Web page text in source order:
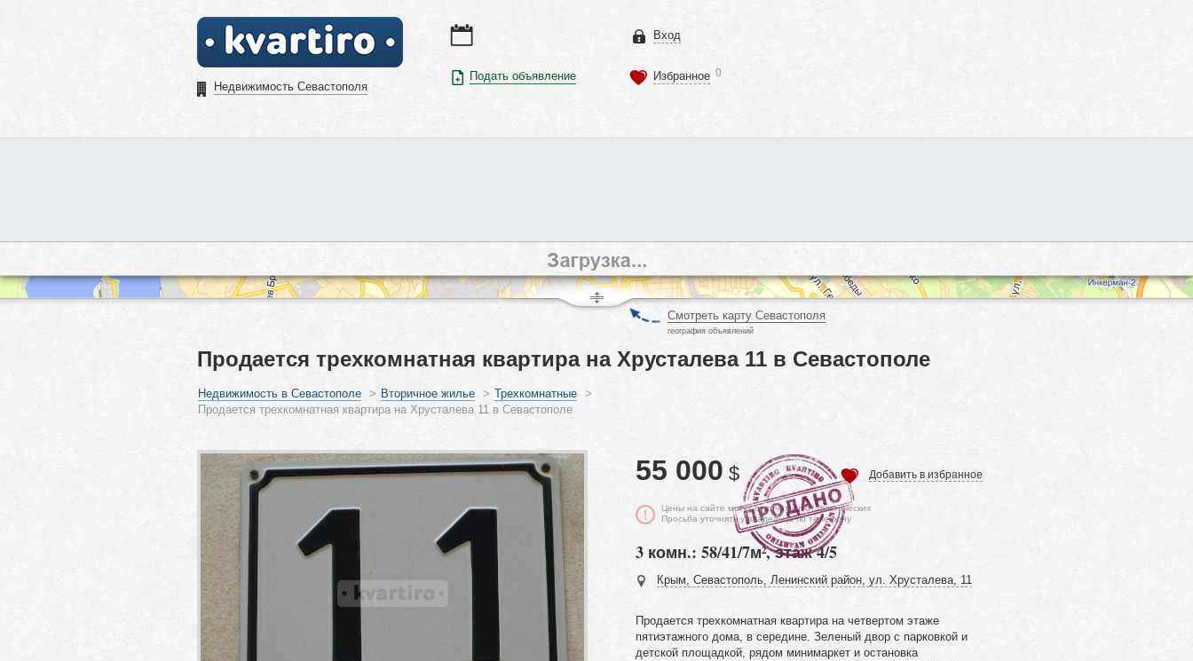
Недвижимость Севастополя
Подать объявление
Вход
Избранное 0
Смотреть карту Севастополя
география объявлений
Продается трехкомнатная квартира на Хрусталева 11 в Севастополе
Недвижимость в Севастополе > Вторичное жилье > Трехкомнатные >
Продается трехкомнатная квартира на Хрусталева 11 в Севастополе
55 000 $ Добавить в избранное
Цены на сайте могут отличаться от фактических
Просьба уточнять у владельца по телефону
3 комн.: 58/41/7м², этаж 4/5
Крым, Севастополь, Ленинский район, ул. Хрусталева, 11
Продается трехкомнатная квартира на четвертом этаже
пятиэтажного дома, в середине. Зеленый двор с парковкой и
детской площадкой, рядом минимаркет и остановка